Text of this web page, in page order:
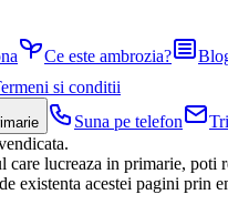
Ce este ambrozia?
si conditii
Suna pe telefon
care lucreaza in primarie,
existenta acestei pagini prin